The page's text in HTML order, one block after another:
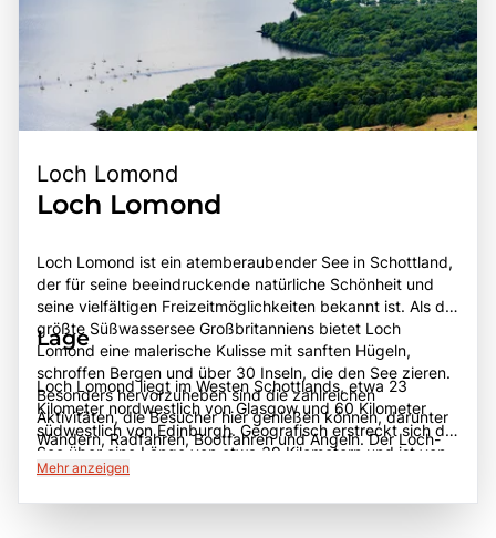
Loch Lomond
Loch Lomond
Loch Lomond ist ein atemberaubender See in Schottland,
der für seine beeindruckende natürliche Schönheit und
seine vielfältigen Freizeitmöglichkeiten bekannt ist. Als der
größte Süßwassersee Großbritanniens bietet Loch
Lomond eine malerische Kulisse mit sanften Hügeln,
schroffen Bergen und über 30 Inseln, die den See zieren.
Besonders hervorzuheben sind die zahlreichen
Aktivitäten, die Besucher hier genießen können, darunter
Wandern, Radfahren, Bootfahren und Angeln. Der Loch-
Lomond-Nationalpark, der den See umgibt, ist ein
Wanderwegen, die durch die spektakuläre Landschaft
Lage
Loch Lomond liegt im Westen Schottlands, etwa 23
Kilometer nordwestlich von Glasgow und 60 Kilometer
südwestlich von Edinburgh. Geografisch erstreckt sich der
See über eine Länge von etwa 39 Kilometern und ist von
den Ausläufern der Highlands umgeben. Die Lage des
Mehr anzeigen